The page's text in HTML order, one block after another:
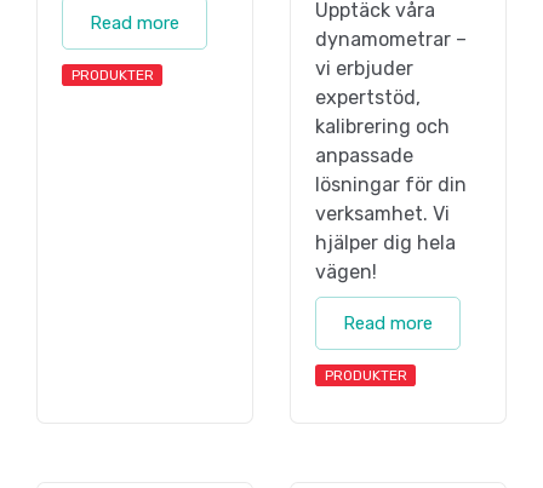
Read more
PRODUKTER
Upptäck våra
dynamometrar –
vi erbjuder
expertstöd,
kalibrering och
anpassade
lösningar för din
verksamhet. Vi
hjälper dig hela
vägen!
Read more
PRODUKTER